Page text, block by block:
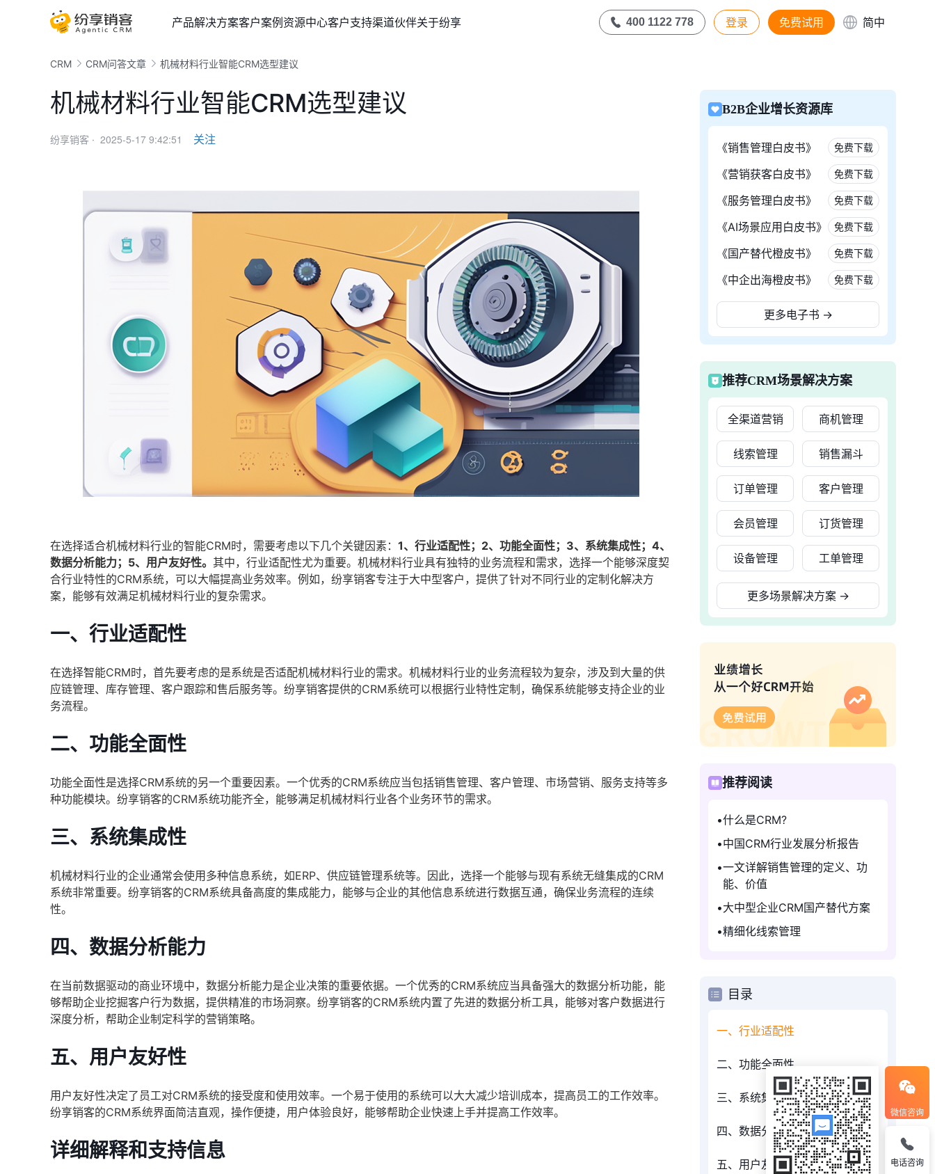
产品解决方案客户案例资源中心客户支持渠道伙伴关于纷享 400 1122 778 登录 免费试用 简中
CRM CRM问答文章 机械材料行业智能CRM选型建议
机械材料行业智能CRM选型建议
纷享销客 · 2025-5-17 9:42:51 关注
在选择适合机械材料行业的智能CRM时，需要考虑以下几个关键因素： 1、行业适配性；2、功能全面性；3、系统集成性；4、
数据分析能力；5、用户友好性。 其中，行业适配性尤为重要。机械材料行业具有独特的业务流程和需求，选择一个能够深度契
合行业特性的CRM系统，可以大幅提高业务效率。例如，纷享销客专注于大中型客户，提供了针对不同行业的定制化解决方
案，能够有效满足机械材料行业的复杂需求。
一、 行业适配性
在选择智能CRM时，首先要考虑的是系统是否适配机械材料行业的需求。机械材料行业的业务流程较为复杂，涉及到大量的供
应链管理、库存管理、客户跟踪和售后服务等。纷享销客提供的CRM系统可以根据行业特性定制，确保系统能够支持企业的业
务流程。
二、 功能全面性
功能全面性是选择CRM系统的另一个重要因素。一个优秀的CRM系统应当包括销售管理、客户管理、市场营销、服务支持等多
种功能模块。纷享销客的CRM系统功能齐全，能够满足机械材料行业各个业务环节的需求。
三、 系统集成性
机械材料行业的企业通常会使用多种信息系统，如ERP、供应链管理系统等。因此，选择一个能够与现有系统无缝集成的CRM
系统非常重要。纷享销客的CRM系统具备高度的集成能力，能够与企业的其他信息系统进行数据互通，确保业务流程的连续
性。
四、 数据分析能力
在当前数据驱动的商业环境中，数据分析能力是企业决策的重要依据。一个优秀的CRM系统应当具备强大的数据分析功能，能
够帮助企业挖掘客户行为数据，提供精准的市场洞察。纷享销客的CRM系统内置了先进的数据分析工具，能够对客户数据进行
深度分析，帮助企业制定科学的营销策略。
五、 用户友好性
用户友好性决定了员工对CRM系统的接受度和使用效率。一个易于使用的系统可以大大减少培训成本，提高员工的工作效率。
纷享销客的CRM系统界面简洁直观，操作便捷，用户体验良好，能够帮助企业快速上手并提高工作效率。
详细解释和支持信息
B2B企业增长资源库
《销售管理白皮书》 免费下载
《营销获客白皮书》 免费下载
《服务管理白皮书》 免费下载
《AI场景应用白皮书》 免费下载
《国产替代橙皮书》 免费下载
《中企出海橙皮书》 免费下载
更多电子书 →
推荐CRM场景解决方案
全渠道营销 商机管理
线索管理 销售漏斗
订单管理 客户管理
会员管理 订货管理
设备管理 工单管理
更多场景解决方案 →
推荐阅读
什么是CRM?
中国CRM行业发展分析报告
一文详解销售管理的定义、功
能、价值
大中型企业CRM国产替代方案
精细化线索管理
目录
一、行业适配性
二、功能全面性
三、系统集成性
四、数据分析能力
五、用户友好性
微信咨询
电话咨询